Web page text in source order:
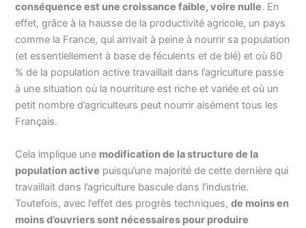
conséquence est une croissance faible, voire nulle. En
effet, grâce à la hausse de la productivité agricole, un pays
comme la France, qui arrivait à peine à nourrir sa population
(et essentiellement à base de féculents et de blé) et où 80
% de la population active travaillait dans l’agriculture passe
à une situation où la nourriture est riche et variée et où un
petit nombre d’agriculteurs peut nourrir aisément tous les
Français.
Cela implique une modification de la structure de la
population active puisqu’une majorité de cette dernière qui
travaillait dans l’agriculture bascule dans l’industrie.
Toutefois, avec l’effet des progrès techniques,de moins en
moins d’ouvriers sont nécessaires pour produire